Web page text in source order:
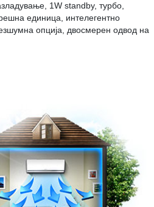
1W standby, турбо,
единица, интелегентно
опција, двосмерен одвод на